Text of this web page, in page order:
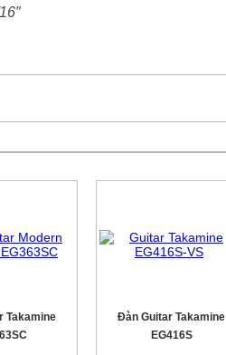
Takamine
Đàn Guitar Takamine
EG416S